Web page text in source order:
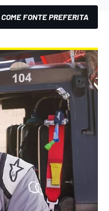
FONTE PREFERITA